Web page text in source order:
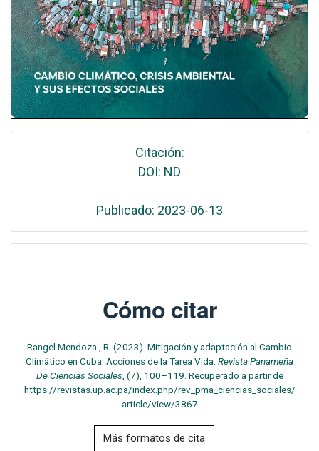
Citación:
DOI: ND
Publicado: 2023-06-13
Cómo citar
Rangel Mendoza , R. (2023). Mitigación y adaptación al Cambio
Climático en Cuba. Acciones de la Tarea Vida. Revista Panameña
De Ciencias Sociales, (7), 100–119. Recuperado a partir de
https://revistas.up.ac.pa/index.php/rev_pma_ciencias_sociales/
article/view/3867
Más formatos de cita